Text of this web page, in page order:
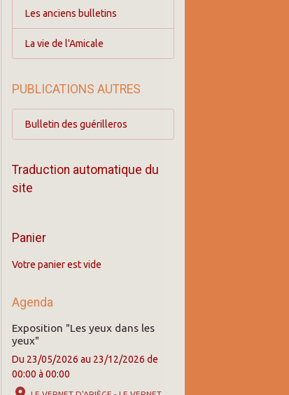
Les anciens bulletins
La vie de l'Amicale
PUBLICATIONS AUTRES
Bulletin des guérilleros
Traduction automatique du
site
Panier
Votre panier est vide
Agenda
Exposition "Les yeux dans les
yeux"
Du 23/05/2026 au 23/12/2026 de
00:00 à 00:00